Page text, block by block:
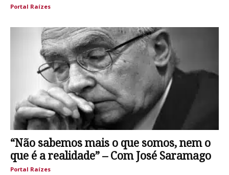
Portal Raízes
“Não sabemos mais o que somos, nem o
que é a realidade” – Com José Saramago
Portal Raízes